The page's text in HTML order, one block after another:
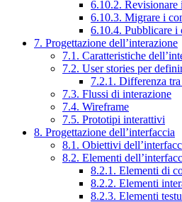
6.10.2. Revisionare
6.10.3. Migrare i
6.10.4. Pubblicare i
7. Progettazione dell’interazione
7.1. Caratteristiche
7.2. User stories per
7.2.1. Differenza tra
7.3. Flussi di interazione
7.4. Wireframe
7.5. Prototipi interattivi
8. Progettazione dell’interfaccia
8.1. Obiettivi
8.2. Elementi
8.2.1. Elementi di
8.2.2. Elementi
8.2.3. Elementi